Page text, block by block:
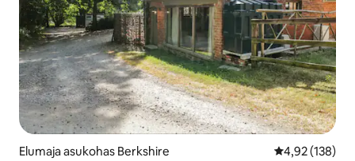
Elumaja asukohas Berkshire Keskmine
4,92 (138)